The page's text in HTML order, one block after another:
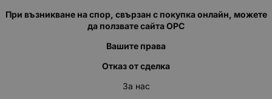
При възникване на спор, свързан с покупка онлайн, можете
да ползвате сайта ОРС
Вашите права
Отказ от сделка
За нас